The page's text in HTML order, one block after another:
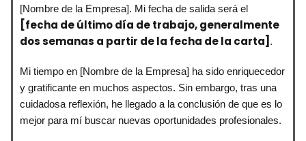
[Nombre de la Empresa]. Mi fecha de salida será el
[fecha de último día de trabajo, generalmente
dos semanas a partir de la fecha de la carta] .
Mi tiempo en [Nombre de la Empresa] ha sido enriquecedor
y gratificante en muchos aspectos. Sin embargo, tras una
cuidadosa reflexión, he llegado a la conclusión de que es lo
mejor para mí buscar nuevas oportunidades profesionales.